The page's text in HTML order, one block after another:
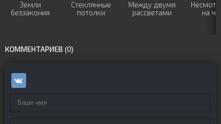
Земли
беззакония
Стеклянные
потолки
Между двумя
рассветами
на
КОММЕНТАРИЕВ (0)